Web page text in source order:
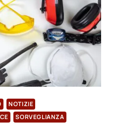
NOTIZIE
SORVEGLIANZA